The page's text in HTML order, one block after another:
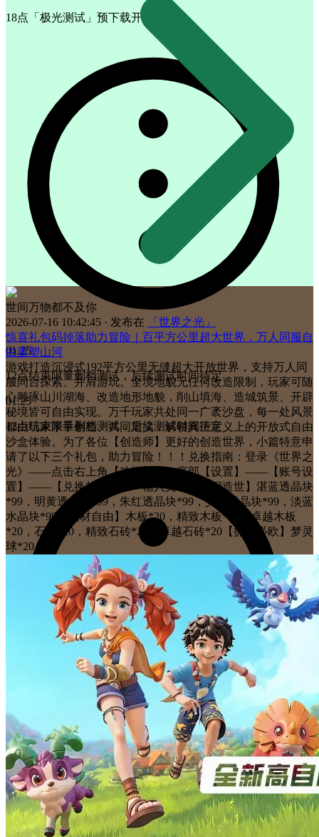
18点「极光测试」预下载开启
01.25
12点结束限量删档测试，后续测试时间待定
01.25
12点结束限量删档测试，后续测试时间待定
01.15
「星光测试」开启
01.15
「星光测试」开启
世间万物都不及你
2026-07-16 10:42:45 · 发布在
「世界之光」
惊喜礼包码掉落助力冒险｜百平方公里超大世界，万人同服自
由重塑山河
游戏打造沉浸式192平方公里无缝超大开放世界，支持万人同
服同台探索、并肩游玩。全境地貌无任何改造限制，玩家可随
心雕琢山川湖海、改造地形地貌，削山填海、造城筑景、开辟
秘境皆可自由实现。万千玩家共处同一广袤沙盘，每一处风景
都由玩家亲手创造、共同定义，解锁真正意义上的开放式自由
沙盒体验。为了各位【创造师】更好的创造世界，小篇特意申
请了以下三个礼包，助力冒险！！！兑换指南：登录《世界之
光》——点击右上角【功能】——底部【设置】——【账号设
置】——【兑换礼包】——输入文字【脑洞造世】湛蓝透晶块
*99，明黄透晶块*99，朱红透晶块*99，艾绿透晶块*99，淡蓝
水晶块*99【建材自由】木板*20，精致木板*20，卓越木板
*20，石砖*20，精致石砖*20，卓越石砖*20【抓宠必欧】梦灵
球*20